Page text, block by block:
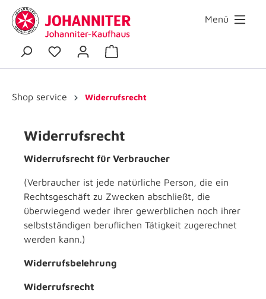
Menü
Shop service Widerrufsrecht
Widerrufsrecht
Widerrufsrecht für Verbraucher
(Verbraucher ist jede natürliche Person, die ein
Rechtsgeschäft zu Zwecken abschließt, die
überwiegend weder ihrer gewerblichen noch ihrer
selbstständigen beruflichen Tätigkeit zugerechnet
werden kann.)
Widerrufsbelehrung
Widerrufsrecht